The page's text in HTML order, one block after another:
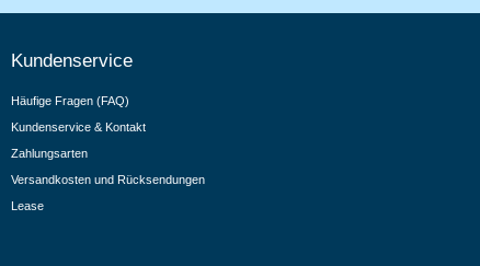
Kundenservice
Häufige Fragen (FAQ)
Kundenservice & Kontakt
Zahlungsarten
Versandkosten und Rücksendungen
Lease